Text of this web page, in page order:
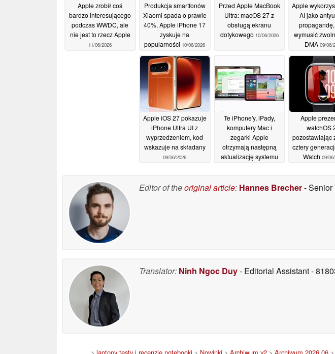
Apple zrobił coś
bardzo interesującego
podczas WWDC, ale
nie jest to rzecz Apple
11/06/2026
Produkcja smartfonów
Xiaomi spada o prawie
40%, Apple iPhone 17
zyskuje na
popularności 10/06/2026
Przed Apple MacBook
Ultra: macOS 27 z
obsługą ekranu
dotykowego 10/06/2026
Apple
AI jako
wymusić
DMA 09/06/
Apple iOS 27 pokazuje
iPhone Ultra UI z
wyprzedzeniem, kod
wskazuje na składany
09/06/2026
Te iPhone'y, iPady,
komputery Mac i
zegarki Apple
otrzymają następną
aktualizację systemu
Apple
watchOS
pozostawiając
cztery
Watch 09/
Editor of theoriginal article: Hannes Brecher- Senior
Translator: Ninh Ngoc Duy- Editorial Assistant-